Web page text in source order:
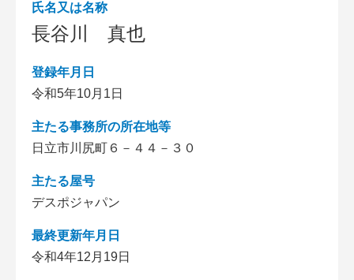
氏名又は名称
長谷川 真也
登録年月日
令和5年10月1日
主たる事務所の所在地等
日立市川尻町６－４４－３０
主たる屋号
デスポジャパン
最終更新年月日
令和4年12月19日